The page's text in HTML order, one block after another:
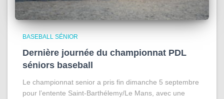
BASEBALL SÉNIOR
Dernière journée du championnat PDL
séniors baseball
Le championnat senior a pris fin dimanche 5 septembre
pour l’entente Saint-Barthélemy/Le Mans, avec une